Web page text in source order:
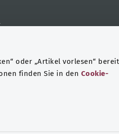
oder „Artikel vorlesen“
finden Sie in den Cookie-